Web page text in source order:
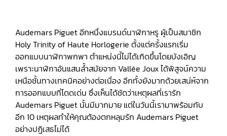
Audemars Piguet อีกหนึ่งแบรนด์นาฬิกาหรู ผู้เป็นสมาชิก
Holy Trinity of Haute Horlogerie ตั้งแต่ครั้งแรกเริ่ม
ออกแบบนาฬิกาพกพา ตำแหน่งนี้ไม่ได้เกิดขึ้นโดยบังเอิญ
เพราะนาฬิกาอันแสนล้ำสมัยจาก Vallée Joux ได้พิสูจน์ความ
เหนือชั้นทางเทคนิคอย่างต่อเนื่อง อีกทั้งยังมากด้วยเสน่ห์จาก
การออกแบบที่โดดเด่น ซึ่งเห็นได้ชัดว่าเหตุผลที่เรารัก
Audemars Piguet นั้นมีมากมาย แต่ในวันนี้เรามาพร้อมกับ
อีก 10 เหตุผลทำให้คุณต้องตกหลุมรัก Audemars Piguet
อย่างปฏิเสธไม่ได้